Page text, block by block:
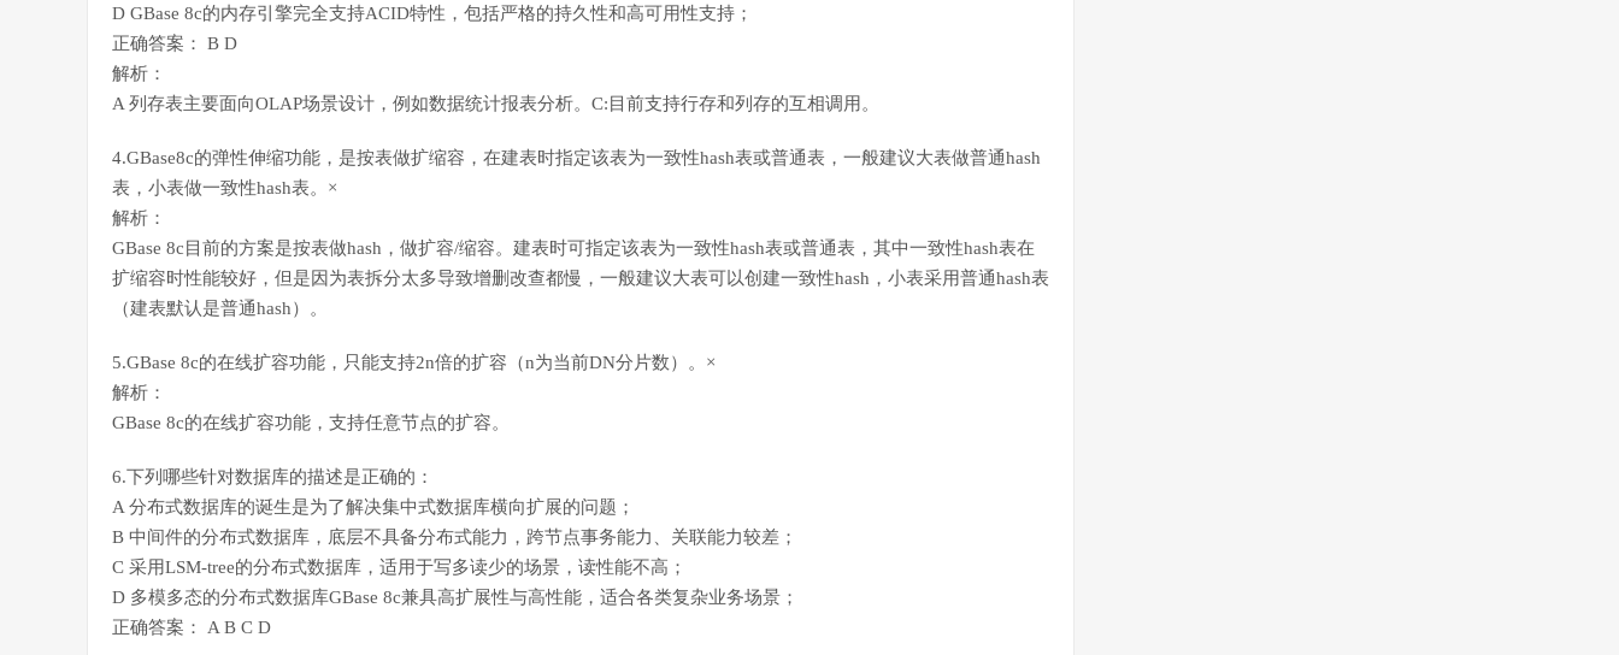
D GBase 8c的内存引擎完全支持ACID特性，包括严格的持久性和高可用性支持；
正确答案： B D
解析：
A 列存表主要面向OLAP场景设计，例如数据统计报表分析。C:目前支持行存和列存的互相调用。
4.GBase8c的弹性伸缩功能，是按表做扩缩容，在建表时指定该表为一致性hash表或普通表，一般建议大表做普通hash
表，小表做一致性hash表。×
解析：
GBase 8c目前的方案是按表做hash，做扩容/缩容。建表时可指定该表为一致性hash表或普通表，其中一致性hash表在
扩缩容时性能较好，但是因为表拆分太多导致增删改查都慢，一般建议大表可以创建一致性hash，小表采用普通hash表
（建表默认是普通hash）。
5.GBase 8c的在线扩容功能，只能支持2n倍的扩容（n为当前DN分片数）。×
解析：
GBase 8c的在线扩容功能，支持任意节点的扩容。
6.下列哪些针对数据库的描述是正确的：
A 分布式数据库的诞生是为了解决集中式数据库横向扩展的问题；
B 中间件的分布式数据库，底层不具备分布式能力，跨节点事务能力、关联能力较差；
C 采用LSM-tree的分布式数据库，适用于写多读少的场景，读性能不高；
D 多模多态的分布式数据库GBase 8c兼具高扩展性与高性能，适合各类复杂业务场景；
正确答案： A B C D